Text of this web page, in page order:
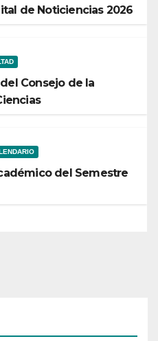
de Noticiencias 2026
Consejo de la
del Semestre